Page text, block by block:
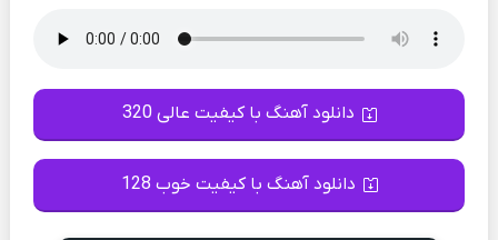
دانلود آهنگ با کیفیت عالی 320
دانلود آهنگ با کیفیت خوب 128